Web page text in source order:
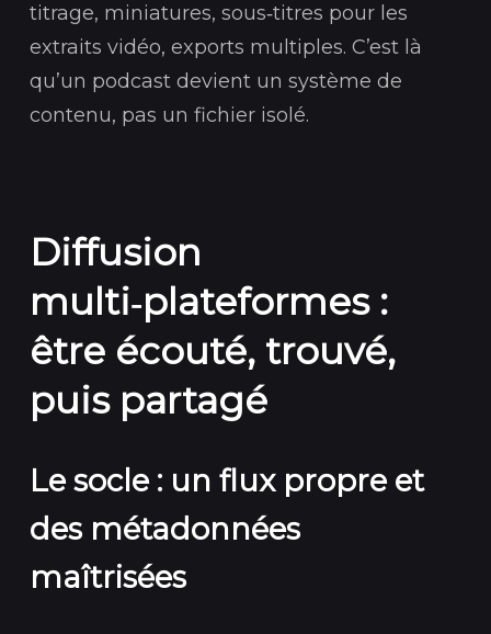
titrage, miniatures, sous‑titres pour les
extraits vidéo, exports multiples. C’est là
qu’un podcast devient un système de
contenu, pas un fichier isolé.
Diffusion
multi‑plateformes :
être écouté, trouvé,
puis partagé
Le socle : un flux propre et
des métadonnées
maîtrisées